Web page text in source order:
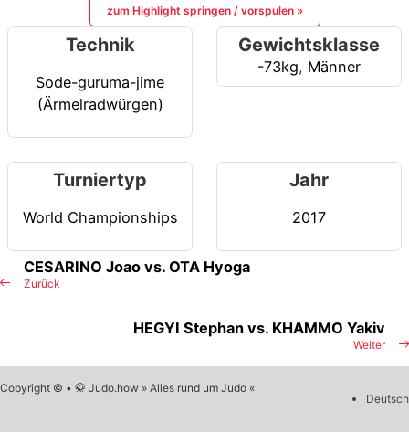
zum Highlight springen / vorspulen »
Technik
Sode-guruma-jime
(Ärmelradwürgen)
Gewichtsklasse
-73kg, Männer
Turniertyp
World Championships
Jahr
2017
Zurück
CESARINO Joao vs. OTA Hyoga
Weiter
HEGYI Stephan vs. KHAMMO Yakiv
Copyright © • 🥋 Judo.how » Alles rund um Judo «
Deutsch